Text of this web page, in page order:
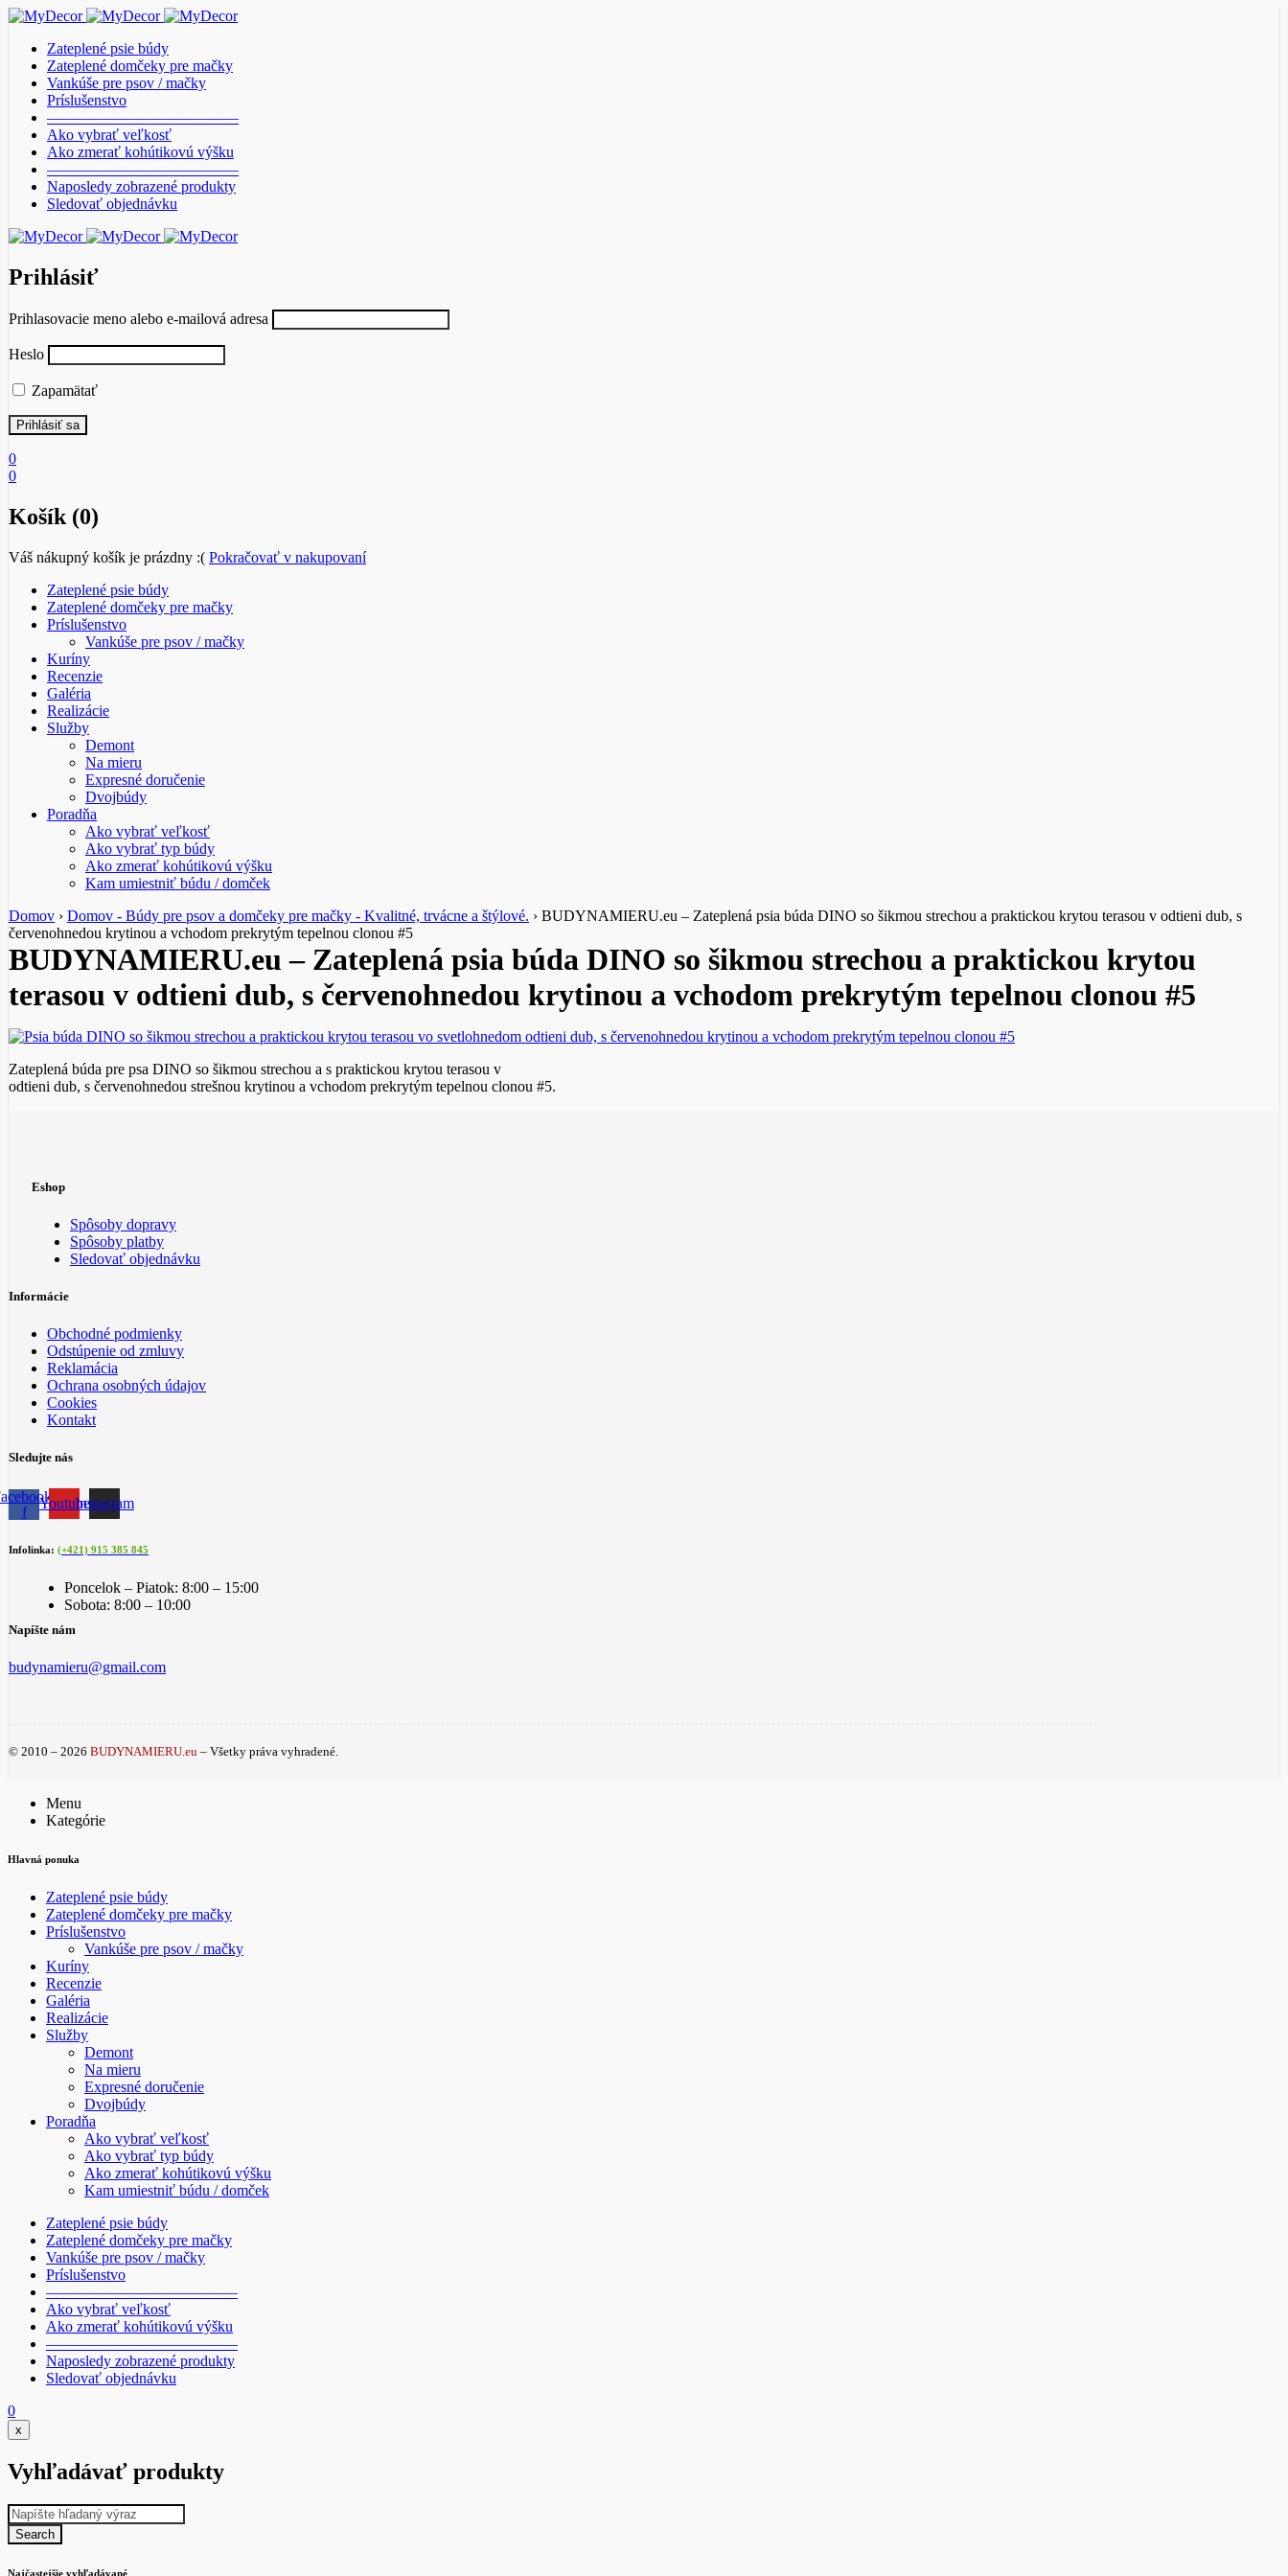
Zateplené psie búdy
Zateplené domčeky pre mačky
Vankúše pre psov / mačky
Príslušenstvo
————————————–
Ako vybrať veľkosť
Ako zmerať kohútikovú výšku
————————————–
Naposledy zobrazené produkty
Sledovať objednávku
Prihlásiť
Prihlasovacie meno alebo e-mailová adresa
Heslo
Zapamätať
0
0
Košík (0)
Váš nákupný košík je prázdny :( Pokračovať v nakupovaní
Zateplené psie búdy
Zateplené domčeky pre mačky
Príslušenstvo
Vankúše pre psov / mačky
Kuríny
Recenzie
Galéria
Realizácie
Služby
Demont
Na mieru
Expresné doručenie
Dvojbúdy
Poradňa
Ako vybrať veľkosť
Ako vybrať typ búdy
Ako zmerať kohútikovú výšku
Kam umiestniť búdu / domček
Domov › Domov - Búdy pre psov a domčeky pre mačky - Kvalitné, trvácne a štýlové. › BUDYNAMIERU.eu – Zateplená psia búda DINO so šikmou strechou a praktickou krytou terasou v odtieni dub, s
červenohnedou krytinou a vchodom prekrytým tepelnou clonou #5
BUDYNAMIERU.eu – Zateplená psia búda DINO so šikmou strechou a praktickou krytou
terasou v odtieni dub, s červenohnedou krytinou a vchodom prekrytým tepelnou clonou #5
Zateplená búda pre psa DINO so šikmou strechou a s praktickou krytou terasou v
odtieni dub, s červenohnedou strešnou krytinou a vchodom prekrytým tepelnou clonou #5.
Eshop
Spôsoby dopravy
Spôsoby platby
Sledovať objednávku
Informácie
Obchodné podmienky
Odstúpenie od zmluvy
Reklamácia
Ochrana osobných údajov
Cookies
Kontakt
Sledujte nás
f
YoutubeInstagram
Infolinka: (+421) 915 385 845
Poncelok – Piatok: 8:00 – 15:00
Sobota: 8:00 – 10:00
Napíšte nám
budynamieru@gmail.com
© 2010 – 2026 BUDYNAMIERU.eu – Všetky práva vyhradené.
Menu
Kategórie
Hlavná ponuka
Zateplené psie búdy
Zateplené domčeky pre mačky
Príslušenstvo
Vankúše pre psov / mačky
Kuríny
Recenzie
Galéria
Realizácie
Služby
Demont
Na mieru
Expresné doručenie
Dvojbúdy
Poradňa
Ako vybrať veľkosť
Ako vybrať typ búdy
Ako zmerať kohútikovú výšku
Kam umiestniť búdu / domček
Zateplené psie búdy
Zateplené domčeky pre mačky
Vankúše pre psov / mačky
Príslušenstvo
————————————–
Ako vybrať veľkosť
Ako zmerať kohútikovú výšku
————————————–
Naposledy zobrazené produkty
Sledovať objednávku
0
x
Vyhľadávať produkty
Najčastejšie vyhľadávané